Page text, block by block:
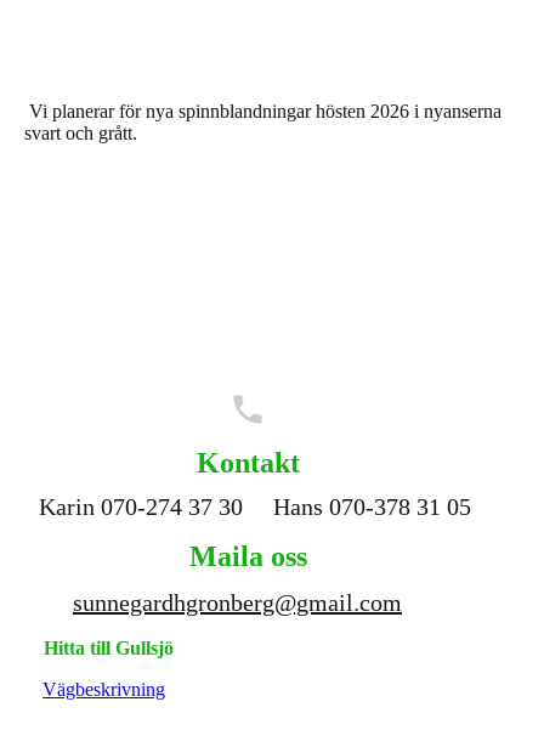
Vi planerar för nya spinnblandningar hösten 2026 i nyanserna
svart och grått.
Kontakt
Karin 070-274 37 30 Hans 070-378 31 05
Maila oss
sunnegardhgronberg@gmail.com
Hitta till Gullsjö
Vägbeskrivning